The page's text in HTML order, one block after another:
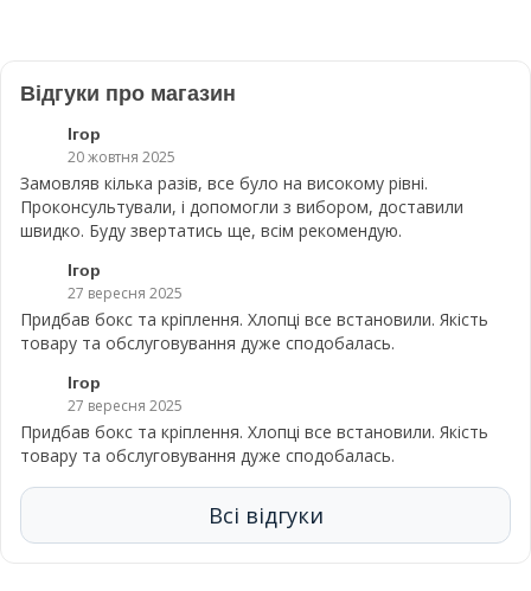
Відгуки про магазин
Ігор
20 жовтня 2025
Замовляв кілька разів, все було на високому рівні.
Проконсультували, і допомогли з вибором, доставили
швидко. Буду звертатись ще, всім рекомендую.
Ігор
27 вересня 2025
Придбав бокс та кріплення. Хлопці все встановили. Якість
товару та обслуговування дуже сподобалась.
Ігор
27 вересня 2025
Придбав бокс та кріплення. Хлопці все встановили. Якість
товару та обслуговування дуже сподобалась.
Всі відгуки